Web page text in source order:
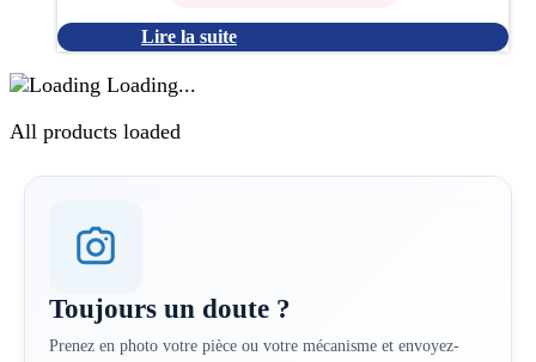
Lire la suite
Loading...
All products loaded
Toujours un doute ?
Prenez en photo votre pièce ou votre mécanisme et envoyez-